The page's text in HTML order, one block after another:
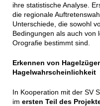
ihre statistische Analyse.
die regionale
Unterschiede, die sowohl
Bedingungen als auch von
Orografie bestimmt sind.
Erkennen von
Hagelwahrscheinlichkeit
In Kooperation mit der SV
im ersten Teil des